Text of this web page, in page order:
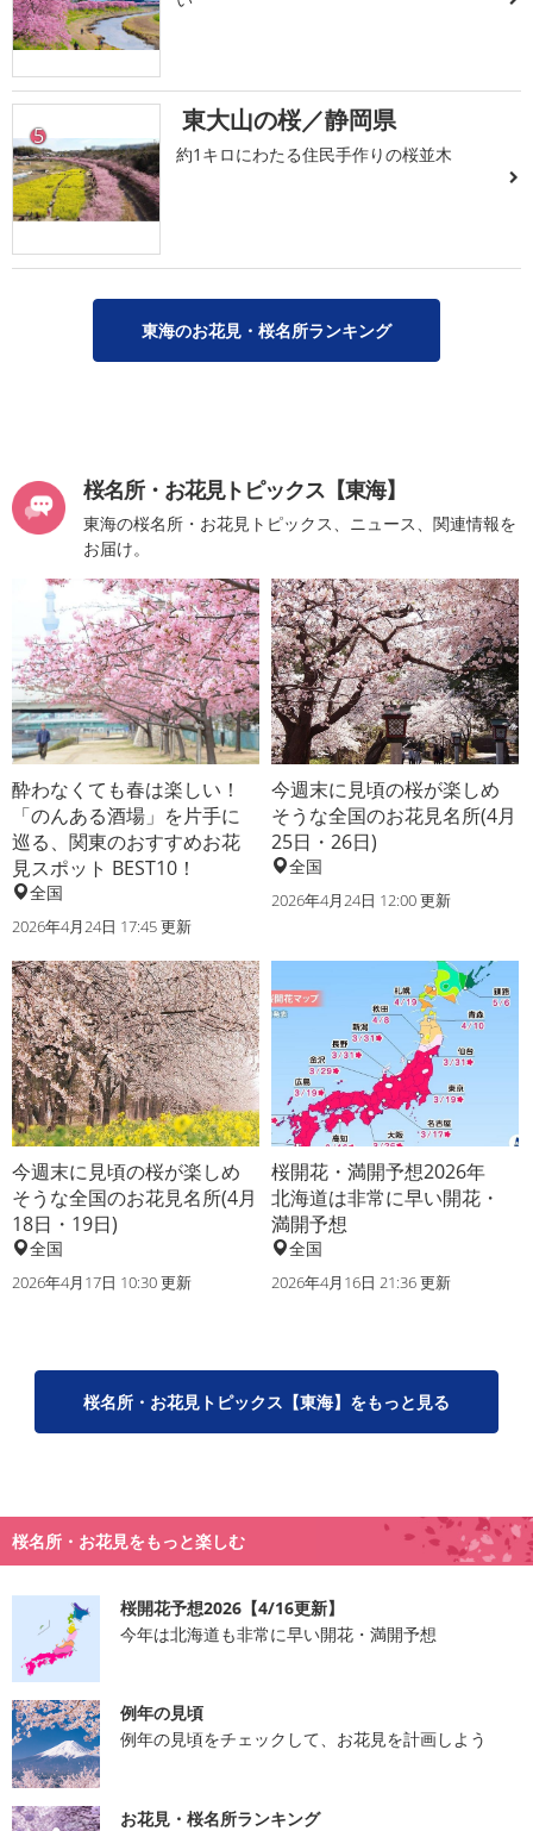
5 東大山の桜／静岡県
約1キロにわたる住民手作りの桜並木
東海のお花見・桜名所ランキング
桜名所・お花見トピックス【東海】
東海の桜名所・お花見トピックス、ニュース、関連情報を
お届け。
酔わなくても春は楽しい！
「のんある酒場」を片手に
巡る、関東のおすすめお花
見スポット BEST10！
全国
2026年4月24日 17:45 更新
今週末に見頃の桜が楽しめ
そうな全国のお花見名所(4月
25日・26日)
全国
2026年4月24日 12:00 更新
今週末に見頃の桜が楽しめ
そうな全国のお花見名所(4月
18日・19日)
全国
2026年4月17日 10:30 更新
桜開花・満開予想2026年
北海道は非常に早い開花・
満開予想
全国
2026年4月16日 21:36 更新
桜名所・お花見トピックス【東海】をもっと見る
桜名所・お花見をもっと楽しむ
桜開花予想2026【4/16更新】
今年は北海道も非常に早い開花・満開予想
例年の見頃
例年の見頃をチェックして、お花見を計画しよう
お花見・桜名所ランキング